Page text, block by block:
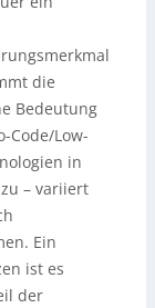
die
Bedeutung
Code/Low-
in
– variiert
Ein
ist es
der